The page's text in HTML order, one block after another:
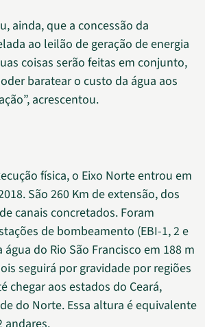
ainda, que a concessão da
ao leilão de geração de energia
coisas serão feitas em conjunto,
baratear o custo da água aos
acrescentou.
física, o Eixo Norte entrou em
São 260 Km de extensão, dos
canais concretados. Foram
de bombeamento (EBI-1, 2 e
água do Rio São Francisco em 188 m
seguirá por gravidade por regiões
chegar aos estados do Ceará,
do Norte. Essa altura é equivalente